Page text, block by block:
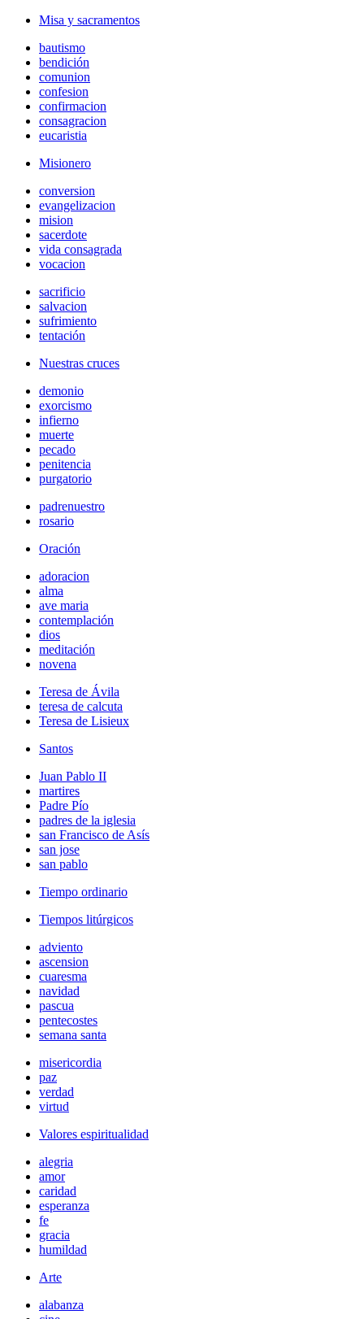
Misa y sacramentos
bautismo
bendición
comunion
confesion
confirmacion
consagracion
eucaristia
Misionero
conversion
evangelizacion
mision
sacerdote
vida consagrada
vocacion
sacrificio
salvacion
sufrimiento
tentación
Nuestras cruces
demonio
exorcismo
infierno
muerte
pecado
penitencia
purgatorio
padrenuestro
rosario
Oración
adoracion
alma
ave maria
contemplación
dios
meditación
novena
Teresa de Ávila
teresa de calcuta
Teresa de Lisieux
Santos
Juan Pablo II
martires
Padre Pío
padres de la iglesia
san Francisco de Asís
san jose
san pablo
Tiempo ordinario
Tiempos litúrgicos
adviento
ascension
cuaresma
navidad
pascua
pentecostes
semana santa
misericordia
paz
verdad
virtud
Valores espiritualidad
alegria
amor
caridad
esperanza
fe
gracia
humildad
Arte
alabanza